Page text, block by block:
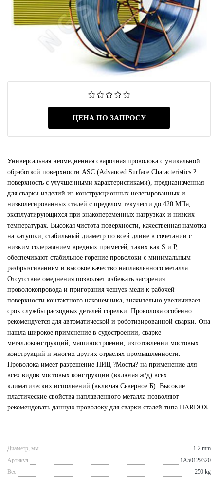
ЦЕНА ПО ЗАПРОСУ
Универсальная неомедненная сварочная проволока с уникальной
обработкой поверхности ASC (Advanced Surface Characteristics ?
поверхность с улучшенными характеристиками), предназначенная
для сварки изделий из конструкционных нелегированных и
низколегированных сталей с пределом текучести до 420 МПа,
эксплуатирующихся при знакопеременных нагрузках и низких
температурах. Высокая чистота поверхности, качественная намотка
на катушки, стабильный диаметр по всей длине в сочетании с
низким содержанием вредных примесей, таких как S и P,
обеспечивают стабильное горение проволоки с минимальным
разбрызгиванием и высокое качество наплавленного металла.
Отсутствие омеднения позволяет избежать засорения
проволокопровода и пригорания чешуек меди к рабочей
поверхности контактного наконечника, значительно увеличивает
срок службы расходных деталей горелки. Проволока особенно
рекомендуется для автоматической и роботизированной сварки. Она
нашла широкое применение в судостроении, сварке
металлоконструкций, машиностроении, изготовлении мостовых
конструкций и многих других отраслях промышленности.
Проволока имеет разрешение НИЦ ?Мосты? на применение для
всех видов мостовых конструкций (включая ж/д) всех
климатических исполнений (включая Северное Б). Высокие
пластические свойства наплавленного металла позволяют
рекомендовать данную проволоку для сварки сталей типа HARDOX.
Диаметр, мм
1.2 mm
Артикул
1A50129320
Вес
250 kg